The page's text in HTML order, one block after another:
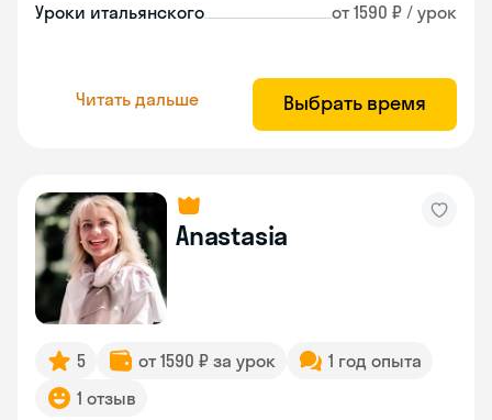
Уроки итальянского от 1590 ₽ / урок
Читать дальше Выбрать время
Anastasia
5 от 1590 ₽ за урок
1 год опыта
1 отзыв